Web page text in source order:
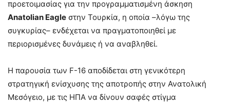
προετοιμασίας για την προγραμματισμένη άσκηση
Anatolian Eagle στην Τουρκία, η οποία –λόγω της
συγκυρίας– ενδέχεται να πραγματοποιηθεί με
περιορισμένες δυνάμεις ή να αναβληθεί.
Η παρουσία των F-16 αποδίδεται στη γενικότερη
στρατηγική ενίσχυσης της αποτροπής στην Ανατολική
Μεσόγειο, με τις ΗΠΑ να δίνουν σαφές στίγμα